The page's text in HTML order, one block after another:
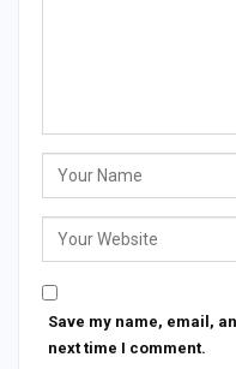
Save my name, email,
next time I comment.